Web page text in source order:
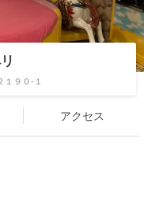
９０-１
アクセス